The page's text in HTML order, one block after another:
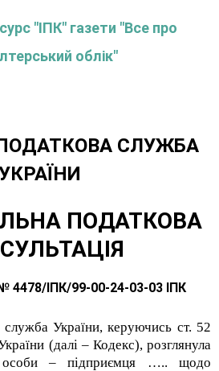
"ІПК" газети "Все про
облік"
СЛУЖБА
ПОДАТКОВА
4478/ІПК/99-00-24-03-03 ІПК
України, керуючись ст. 52
(далі – Кодекс), розглянула
особи – підприємця ….. щодо